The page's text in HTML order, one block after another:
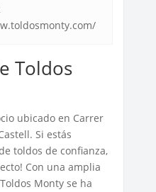
Toldos
ubicado en Carrer
Si estás
toldos de confianza,
Con una amplia
Monty se ha